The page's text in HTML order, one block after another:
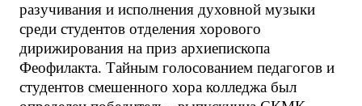
разучивания и исполнения духовной музыки
среди студентов отделения хорового
дирижирования на приз архиепископа
Феофилакта. Тайным голосованием педагогов и
студентов смешенного хора колледжа был